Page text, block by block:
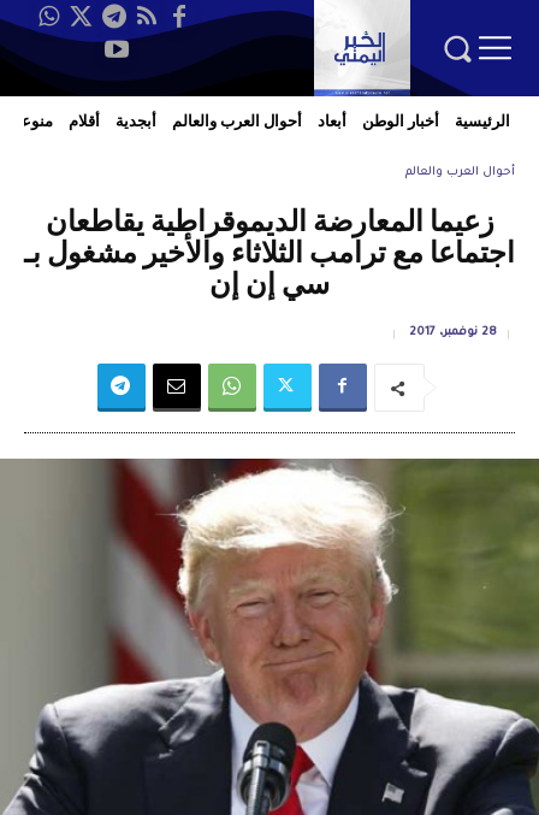
الرئيسية أخبار الوطن أبعاد أحوال العرب والعالم أبجدية أقلام منوعات
أحوال العرب والعالم
زعيما المعارضة الديموقراطية يقاطعان
اجتماعا مع ترامب الثلاثاء والأخير مشغول بـ
سي إن إن
28 نوفمبر، 2017